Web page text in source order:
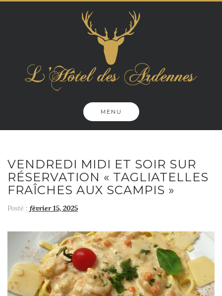
MENU
VENDREDI MIDI ET SOIR SUR
RÉSERVATION « TAGLIATELLES
FRAÎCHES AUX SCAMPIS »
Posté : février 15, 2025